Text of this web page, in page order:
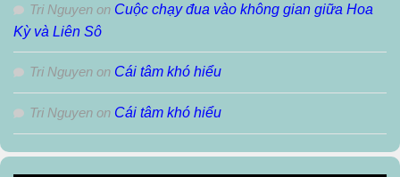
Tri Nguyen on Cuộc chạy đua vào không gian giữa Hoa
Kỳ và Liên Sô
Tri Nguyen on Cái tâm khó hiểu
Tri Nguyen on Cái tâm khó hiểu